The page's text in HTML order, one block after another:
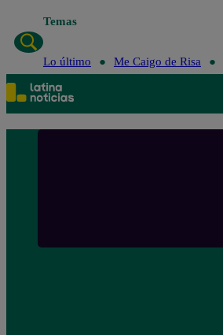
Temas
Lo último Me Caigo de Risa